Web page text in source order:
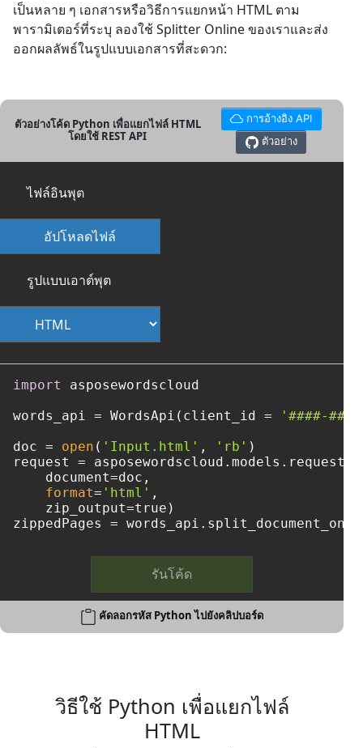
เป็นหลาย ๆ เอกสารหรือวิธีการแยกหน้า HTML ตาม
พารามิเตอร์ที่ระบุ ลองใช้ Splitter Online ของเราและส่ง
ออกผลลัพธ์ในรูปแบบเอกสารที่สะดวก:
ตัวอย่างโค้ด Python เพื่อแยกไฟล์ HTML
โดยใช้ REST API
การอ้างอิง API
ตัวอย่าง
ไฟล์อินพุต
อัปโหลดไฟล์
รูปแบบเอาต์พุต
import
asposewordscloud
words_api = WordsApi(client_id =
'####-
doc = open ( 'Input.html' , 'rb' )
request =
    document=doc,
format= 'html' ,
    zip_output=true)
zippedPages =
รันโค้ด
คัดลอกรหัส Python ไปยังคลิปบอร์ด
วิธีใช้ Python เพื่อแยกไฟล์
HTML